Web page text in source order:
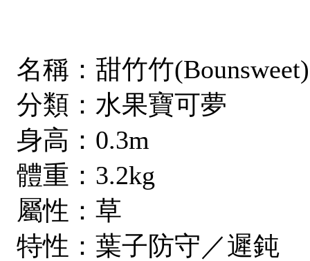
名稱：甜竹竹(Bounsweet)
分類：水果寶可夢
身高：0.3m
體重：3.2kg
屬性：草
特性：葉子防守／遲鈍